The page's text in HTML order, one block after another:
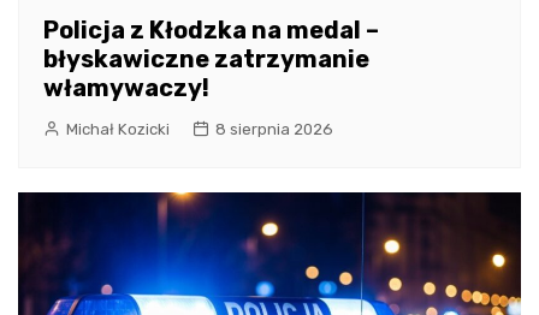
Policja z Kłodzka na medal –
błyskawiczne zatrzymanie
włamywaczy!
Michał Kozicki 8 sierpnia 2026